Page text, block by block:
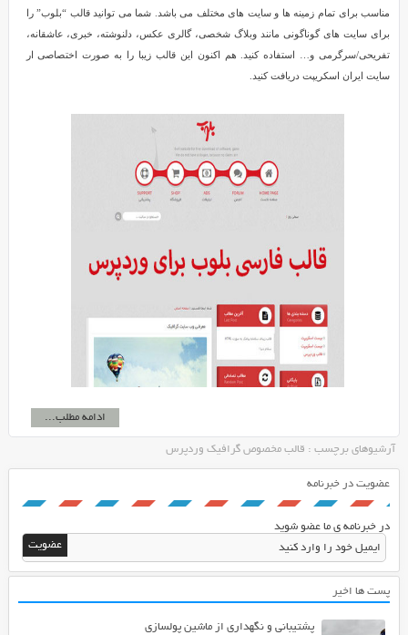
مناسب برای تمام زمینه ها و سایت های مختلف می باشد. شما می توانید قالب “بلوب” را
برای سایت های گوناگونی مانند وبلاگ شخصی، گالری عکس، دلنوشته، خبری، عاشقانه،
تفریحی/سرگرمی و… استفاده کنید. هم اکنون این قالب زیبا را به صورت اختصاصی ار
سایت ایران اسکریپت دریافت کنید.
ادامه مطلب...
آرشیوهای برچسب : قالب مخصوص گرافیک وردپرس
عضویت در خبرنامه
در خبرنامه ی ما عضو شوید
پست ها اخیر
پشتیبانی و نگهداری از ماشین پولسازی